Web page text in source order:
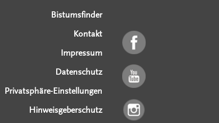
Bistumsfinder
Kontakt
Impressum
Datenschutz
Privatsphäre-Einstellungen
Hinweisgeberschutz